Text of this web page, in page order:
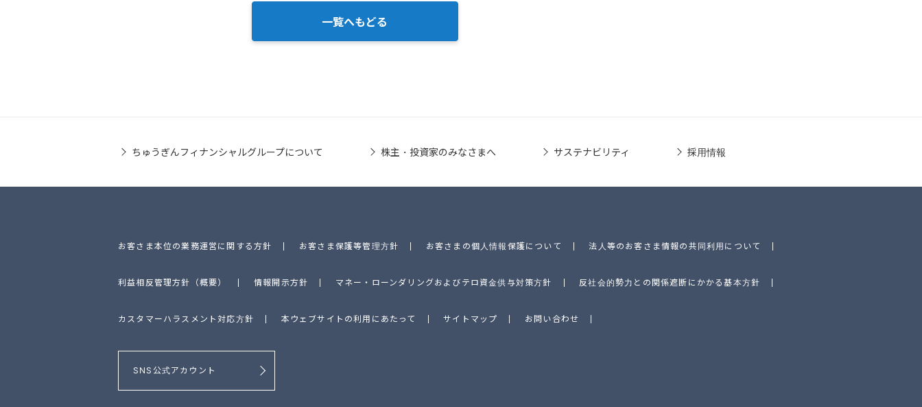
一覧へもどる
ちゅうぎんフィナンシャルグループについて 株主・投資家のみなさまへ サステナビリティ 採用情報
お客さま本位の業務運営に関する方針 お客さま保護等管理方針 お客さまの個人情報保護について 法人等のお客さま情報の共同利用について
利益相反管理方針（概要） 情報開示方針 マネー・ローンダリングおよびテロ資金供与対策方針 反社会的勢力との関係遮断にかかる基本方針
カスタマーハラスメント対応方針 本ウェブサイトの利用にあたって サイトマップ お問い合わせ
SNS公式アカウント